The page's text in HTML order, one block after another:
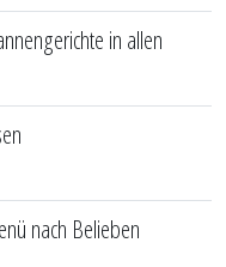
in allen
nach Belieben